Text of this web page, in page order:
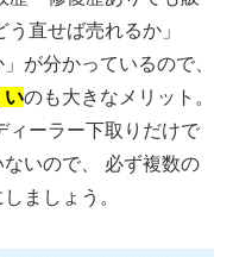
直せば売れるか」
が分かっているので、
いのも大きなメリット。
ィーラー下取りだけで
いので、 必ず複数の
ましょう。